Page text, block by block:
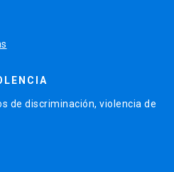
de discriminación, violencia de